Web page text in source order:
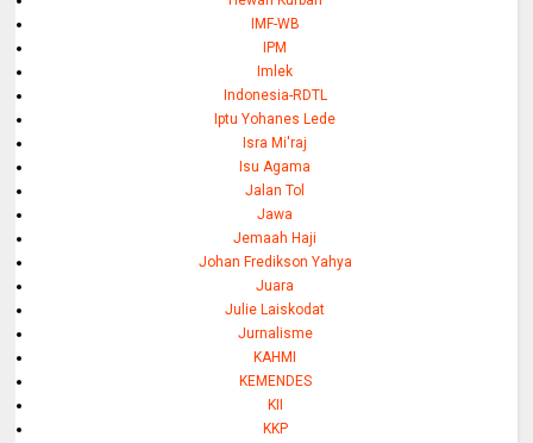
IMF-WB
IPM
Imlek
Indonesia-RDTL
Iptu Yohanes Lede
Isra Mi'raj
Isu Agama
Jalan Tol
Jawa
Jemaah Haji
Johan Fredikson Yahya
Juara
Julie Laiskodat
Jurnalisme
KAHMI
KEMENDES
KII
KKP